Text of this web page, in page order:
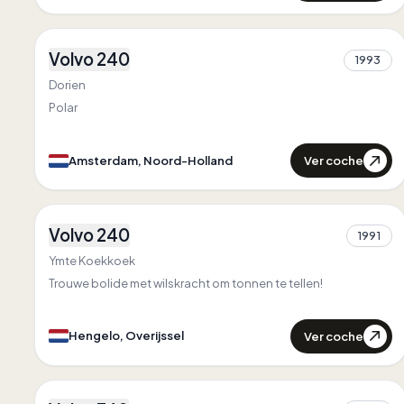
1
2
Volvo 240
1993
Dorien
Polar
Amsterdam, Noord-Holland Ver coche
1
1
Volvo 240
1991
Ymte Koekkoek
Trouwe bolide met wilskracht om tonnen te tellen!
Hengelo, Overijssel Ver coche
2